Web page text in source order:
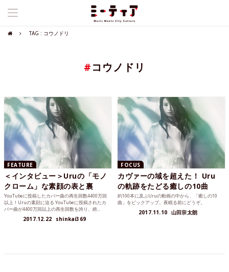
TAG : コウノドリ
#コウノドリ
FEATURE
＜インタビュー＞Uruの「モノ
クローム」な素顔の表と裏
YouTubeに投稿したカバー曲の再生回数4400万回
以上！Uruの素顔に迫る YouTubeに投稿されたカ
バー曲が4400万回以上の再生回数を誇り、絶...
2017.12.22 shinkai369
FOCUS
カヴァーの域を超えた！ Uru
の軌跡をたどる癒しの10曲
約100本に及ぶUruの動画の中から、「癒しの10
曲」をピックアップ。夜眠る前にどうぞ。
2017.11.10 山田宗太朗